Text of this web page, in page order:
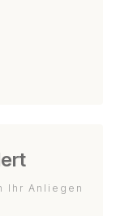
Ihr Anliegen